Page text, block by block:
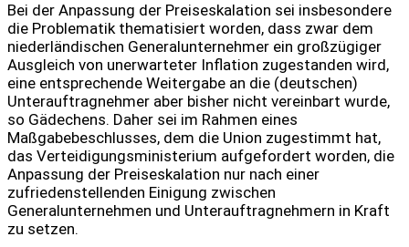
Bei der Anpassung der Preiseskalation sei insbesondere
die Problematik thematisiert worden, dass zwar dem
niederländischen Generalunternehmer ein großzügiger
Ausgleich von unerwarteter Inflation zugestanden wird,
eine entsprechende Weitergabe an die (deutschen)
Unterauftragnehmer aber bisher nicht vereinbart wurde,
so Gädechens. Daher sei im Rahmen eines
Maßgabebeschlusses, dem die Union zugestimmt hat,
das Verteidigungsministerium aufgefordert worden, die
Anpassung der Preiseskalation nur nach einer
zufriedenstellenden Einigung zwischen
Generalunternehmen und Unterauftragnehmern in Kraft
zu setzen.